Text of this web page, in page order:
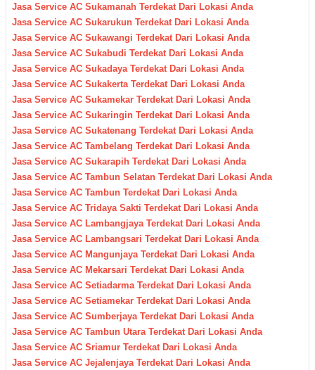
Jasa Service AC Sukamanah Terdekat Dari Lokasi Anda
Jasa Service AC Sukarukun Terdekat Dari Lokasi Anda
Jasa Service AC Sukawangi Terdekat Dari Lokasi Anda
Jasa Service AC Sukabudi Terdekat Dari Lokasi Anda
Jasa Service AC Sukadaya Terdekat Dari Lokasi Anda
Jasa Service AC Sukakerta Terdekat Dari Lokasi Anda
Jasa Service AC Sukamekar Terdekat Dari Lokasi Anda
Jasa Service AC Sukaringin Terdekat Dari Lokasi Anda
Jasa Service AC Sukatenang Terdekat Dari Lokasi Anda
Jasa Service AC Tambelang Terdekat Dari Lokasi Anda
Jasa Service AC Sukarapih Terdekat Dari Lokasi Anda
Jasa Service AC Tambun Selatan Terdekat Dari Lokasi Anda
Jasa Service AC Tambun Terdekat Dari Lokasi Anda
Jasa Service AC Tridaya Sakti Terdekat Dari Lokasi Anda
Jasa Service AC Lambangjaya Terdekat Dari Lokasi Anda
Jasa Service AC Lambangsari Terdekat Dari Lokasi Anda
Jasa Service AC Mangunjaya Terdekat Dari Lokasi Anda
Jasa Service AC Mekarsari Terdekat Dari Lokasi Anda
Jasa Service AC Setiadarma Terdekat Dari Lokasi Anda
Jasa Service AC Setiamekar Terdekat Dari Lokasi Anda
Jasa Service AC Sumberjaya Terdekat Dari Lokasi Anda
Jasa Service AC Tambun Utara Terdekat Dari Lokasi Anda
Jasa Service AC Sriamur Terdekat Dari Lokasi Anda
Jasa Service AC Jejalenjaya Terdekat Dari Lokasi Anda